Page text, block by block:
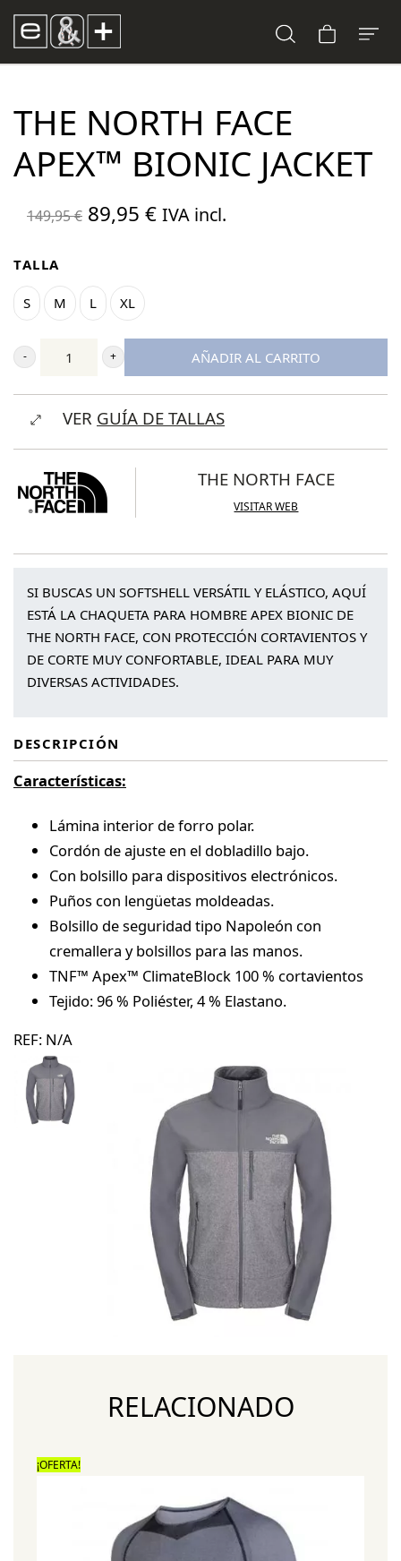
THE NORTH FACE
APEX™ BIONIC JACKET
149,95€ El
era:
149,95 €.
89,95 €El
IVA incl.
TALLA
S M L XL
The
North
Face
Bionic
Jacket
cantidad
AÑADIR AL CARRITO
VER GUÍA DE TALLAS
THE NORTH FACE
VISITAR WEB
SI BUSCAS UN SOFTSHELL VERSÁTIL Y ELÁSTICO, AQUÍ
ESTÁ LA CHAQUETA PARA HOMBRE APEX BIONIC DE
THE NORTH FACE, CON PROTECCIÓN CORTAVIENTOS Y
DE CORTE MUY CONFORTABLE, IDEAL PARA MUY
DIVERSAS ACTIVIDADES.
DESCRIPCIÓN
Características:
Lámina interior de forro polar.
Cordón de ajuste en el dobladillo bajo.
Con bolsillo para dispositivos electrónicos.
Puños con lengüetas moldeadas.
Bolsillo de seguridad tipo Napoleón con
cremallera y bolsillos para las manos.
TNF™ Apex™ ClimateBlock 100 % cortavientos
Tejido: 96 % Poliéster, 4 % Elastano.
REF: N/A
RELACIONADO
¡OFERTA!